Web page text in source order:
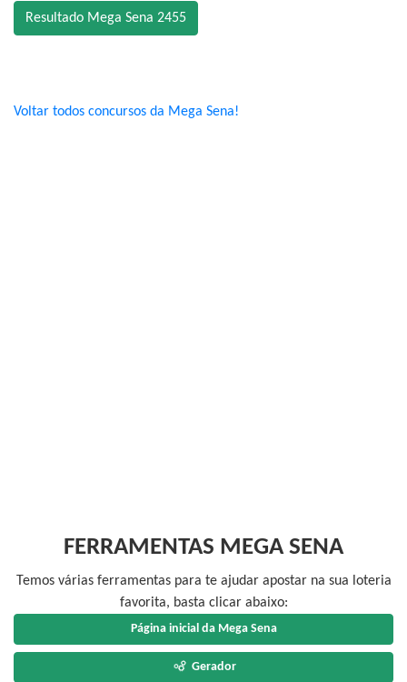
Resultado Mega Sena 2455
Voltar todos concursos da Mega Sena!
FERRAMENTAS MEGA SENA
Temos várias ferramentas para te ajudar apostar na sua loteria
favorita, basta clicar abaixo:
Página inicial da Mega Sena
Gerador